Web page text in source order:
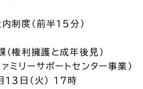
制度（前半１５分）
権利擁護と成年後見）
ミリーサポートセンター事業）
１３日（火） １７時